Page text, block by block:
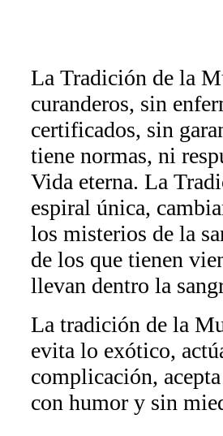
La Tradición de la
curanderos, sin
certificados, sin
tiene normas, ni
Vida eterna. La
espiral única,
los misterios de la
de los que tienen
llevan dentro la
La tradición de la
evita lo exótico,
complicación,
con humor y sin